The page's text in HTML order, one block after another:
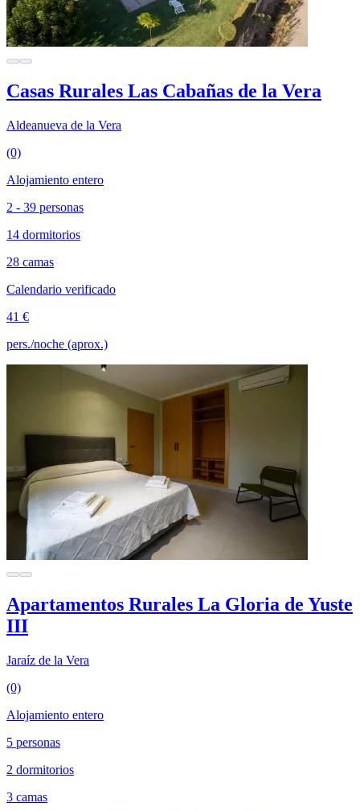
Casas Rurales Las Cabañas de la Vera
Aldeanueva de la Vera
(0)
Alojamiento entero
2 - 39 personas
14 dormitorios
28 camas
Calendario verificado
41 €
pers./noche (aprox.)
Apartamentos Rurales La Gloria de Yuste
III
Jaraíz de la Vera
(0)
Alojamiento entero
5 personas
2 dormitorios
3 camas